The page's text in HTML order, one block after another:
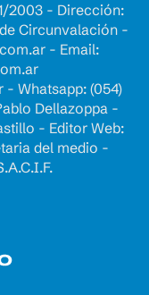
2003 - Dirección:
Circunvalación -
- Email:
- Whatsapp: (054)
Dellazoppa -
- Editor Web:
del medio -